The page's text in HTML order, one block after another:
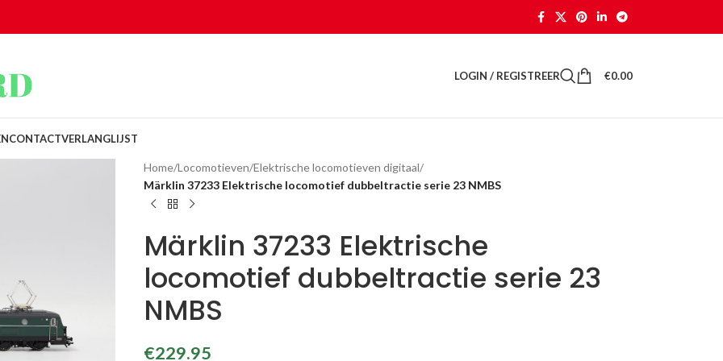
LOGIN / REGISTREER €0.00
CONTACTVERLANGLIJST
Home/Locomotieven/Elektrische locomotieven digitaal/
Märklin 37233 Elektrische locomotief dubbeltractie serie 23 NMBS
Märklin 37233 Elektrische
locomotief dubbeltractie serie 23
NMBS
€229.95